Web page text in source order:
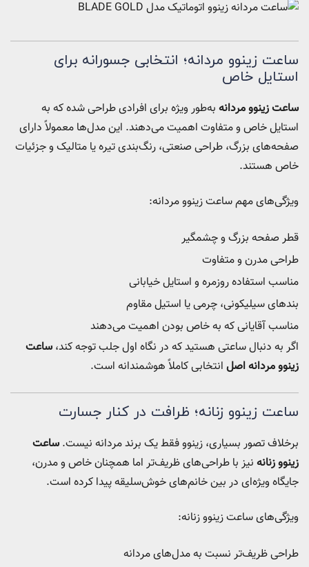
ساعت زینوو مردانه؛ انتخابی جسورانه برای
استایل خاص
ساعت زینوو مردانه به‌طور ویژه برای افرادی طراحی شده که به
استایل خاص و متفاوت اهمیت می‌دهند. این مدل‌ها معمولاً دارای
صفحه‌های بزرگ، طراحی صنعتی، رنگ‌بندی تیره یا متالیک و جزئیات
خاص هستند.
ویژگی‌های مهم ساعت زینوو مردانه:
قطر صفحه بزرگ و چشمگیر
طراحی مدرن و متفاوت
مناسب استفاده روزمره و استایل خیابانی
بندهای سیلیکونی، چرمی یا استیل مقاوم
مناسب آقایانی که به خاص بودن اهمیت می‌دهند
اگر به دنبال ساعتی هستید که در نگاه اول جلب توجه کند، ساعت
زینوو مردانه اصل انتخابی کاملاً هوشمندانه است.
ساعت زینوو زنانه؛ ظرافت در کنار جسارت
برخلاف تصور بسیاری، زینوو فقط یک برند مردانه نیست. ساعت
زینوو زنانه نیز با طراحی‌های ظریف‌تر اما همچنان خاص و مدرن،
جایگاه ویژه‌ای در بین خانم‌های خوش‌سلیقه پیدا کرده است.
ویژگی‌های ساعت زینوو زنانه:
طراحی ظریف‌تر نسبت به مدل‌های مردانه